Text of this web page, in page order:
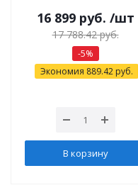
16 899руб. /шт
17 788.42руб.
-5%
Экономия 889.42руб.
В корзину